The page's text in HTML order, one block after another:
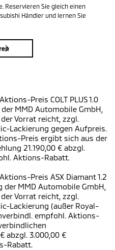
Reservieren Sie gleich einen
Händler und lernen Sie
Preis COLT PLUS 1.0
MMD Automobile GmbH,
Vorrat reicht, zzgl.
Lackierung gegen Aufpreis.
Preis ergibt sich aus der
21.190,00 € abzgl.
Aktions-Rabatt.
Preis ASX Diamant 1.2
der MMD Automobile GmbH,
Vorrat reicht, zzgl.
Lackierung (außer Royal-
empfohl. Aktions-
abzgl. 3.000,00 €
Rabatt.